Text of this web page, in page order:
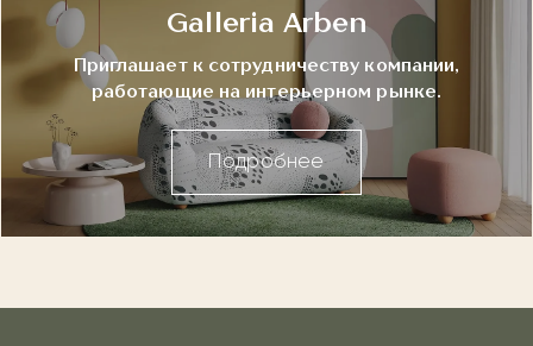
Galleria Arben
Приглашает к сотрудничеству компании,
работающие на интерьерном рынке.
Подробнее